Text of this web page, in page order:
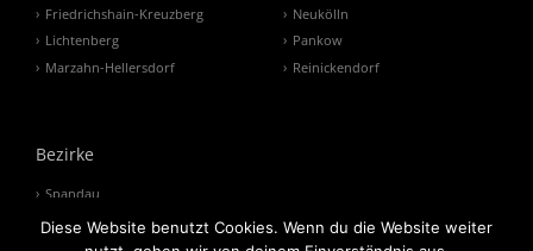
Friedrichshain-Kreuzberg
Lichtenberg
Marzahn-Hellersdorf
Neukölln
Pankow
Reinickendorf
Bezirke
Spandau
Steglitz-Zehlendorf
Tempelhof-Schöneberg
Diese Website benutzt Cookies. Wenn du die Website weiter